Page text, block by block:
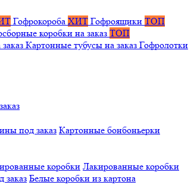
Гофрокороба ХИТ Гофроящики ТОП
коробки на заказ ТОП
Картонные тубусы на заказ Гофролотки
под заказ Картонные бонбоньерки
коробки Лакированные коробки
заказ Белые коробки из картона